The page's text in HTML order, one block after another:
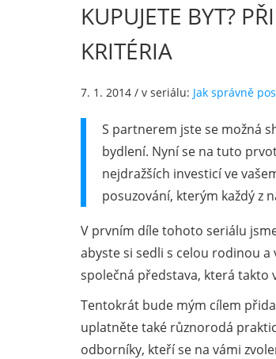
KUPUJETE BYT?
KRITÉRIA
7. 1. 2014 / v seriálu: Jak správně
S partnerem jste se možná
bydlení. Nyní se na tuto
nejdražších investicí ve
posuzování, kterým každý z
V prvním díle tohoto seriálu
abyste si sedli s celou rodinou a
společná představa, která takto
Tentokrát bude mým cílem
uplatněte také různorodá
odborníky, kteří se na vámi